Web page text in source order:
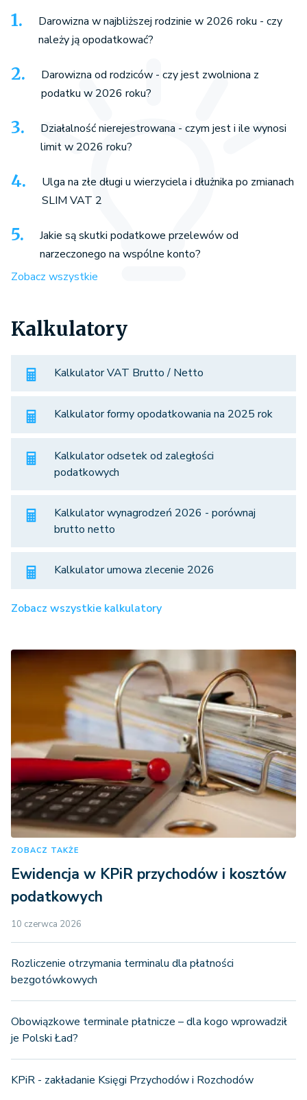
Darowizna w najbliższej rodzinie w 2026 roku - czy
należy ją opodatkować?
Darowizna od rodziców - czy jest zwolniona z
podatku w 2026 roku?
Działalność nierejestrowana - czym jest i ile wynosi
limit w 2026 roku?
Ulga na złe długi u wierzyciela i dłużnika po zmianach
SLIM VAT 2
Jakie są skutki podatkowe przelewów od
narzeczonego na wspólne konto?
Zobacz wszystkie
Kalkulatory
Kalkulator VAT Brutto / Netto
Kalkulator formy opodatkowania na 2025 rok
Kalkulator odsetek od zaległości
podatkowych
Kalkulator wynagrodzeń 2026 - porównaj
brutto netto
Kalkulator umowa zlecenie 2026
Zobacz wszystkie kalkulatory
ZOBACZ TAKŻE
Ewidencja w KPiR przychodów i kosztów
podatkowych
10 czerwca 2026
Rozliczenie otrzymania terminalu dla płatności
bezgotówkowych
Obowiązkowe terminale płatnicze – dla kogo wprowadził
je Polski Ład?
KPiR - zakładanie Księgi Przychodów i Rozchodów